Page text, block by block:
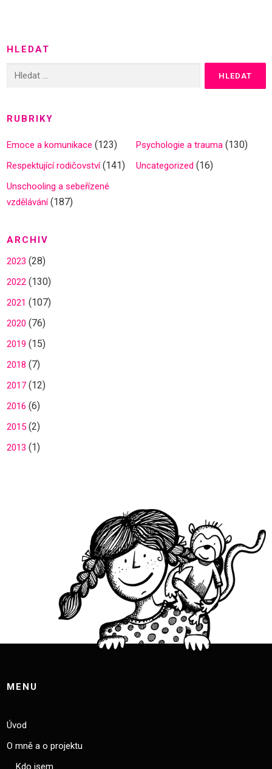
HLEDAT
RUBRIKY
Emoce a komunikace (123) Psychologie a trauma (130)
Respektující rodičovství(141) Uncategorized (16)
Unschooling a sebeřízené
vzdělávání(187)
ARCHIV
2023 (28)
2022 (130)
2021 (107)
2020 (76)
2019 (15)
2018 (7)
2017(12)
2016 (6)
2015(2)
2013 (1)
MENU
Úvod
O mně a o projektu
Kdo jsem